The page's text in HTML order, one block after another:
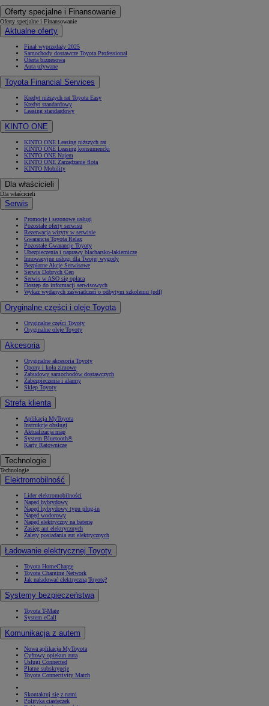
Oferty specjalne i Finansowanie
Oferty specjalne i Finansowanie
Aktualne oferty
Finał wyprzedaży 2025
Samochody dostawcze Toyota Professional
Oferta biznesowa
Auta używane
Toyota Financial Services
Kredyt niższych rat Toyota Easy
Kredyt standardowy
Leasing standardowy
KINTO ONE
KINTO ONE Leasing niższych rat
KINTO ONE Leasing konsumencki
KINTO ONE Najem
KINTO ONE Zarządzanie flotą
KINTO Mobility
Dla właścicieli
Dla właścicieli
Serwis
Promocje i sezonowe usługi
Pozostałe oferty serwisu
Rezerwacja wizyty w serwisie
Gwarancja Toyota Relax
Pozostałe Gwarancje Toyoty
Ubezpieczenia i naprawy blacharsko-lakiernicze
Innowacyjne usługi dla Twojej wygody
Bezpłatne Akcje Serwisowe
Serwis Dobrych Cen
Serwis w ASO się opłaca
Dostęp do informacji serwisowych
Wykaz wydanych zaświadczeń o odbytym szkoleniu (pdf)
Oryginalne części i oleje Toyota
Oryginalne części Toyoty
Oryginalne oleje Toyoty
Akcesoria
Oryginalne akcesoria Toyoty
Opony i koła zimowe
Zabudowy samochodów dostawczych
Zabezpieczenia i alarmy
Sklep Toyoty
Strefa klienta
Aplikacja MyToyota
Instrukcje obsługi
Aktualizacja map
System Bluetooth®
Karty Ratownicze
Technologie
Technologie
Elektromobilność
Lider elektromobilności
Napęd hybrydowy
Napęd hybrydowy typu plug-in
Napęd wodorowy
Napęd elektryczny na baterię
Zasięg aut elektrycznych
Zalety posiadania aut elektrycznych
Ładowanie elektrycznej Toyoty
Toyota HomeCharge
Toyota Charging Network
Jak naładować elektryczną Toyotę?
Systemy bezpieczeństwa
Toyota T-Mate
System eCall
Komunikacja z autem
Nowa aplikacja MyToyota
Cyfrowy opiekun auta
Usługi Connected
Płatne subskrypcje
Toyota Connectivity Match
Skontaktuj się z nami
Polityka ciasteczek